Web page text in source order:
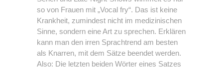
so von Frauen mit „Vocal fry“. Das ist keine
Krankheit, zumindest nicht im medizinischen
Sinne, sondern eine Art zu sprechen. Erklären
kann man den irren Sprachtrend am besten
als Knarren, mit dem Sätze beendet werden.
Also: Die letzten beiden Wörter eines Satzes